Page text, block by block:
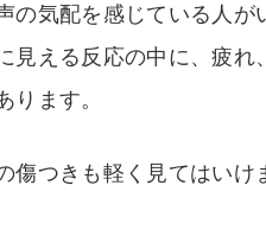
の気配を感じている人
見える反応の中に、疲
ります。
傷つきも軽く見てはい